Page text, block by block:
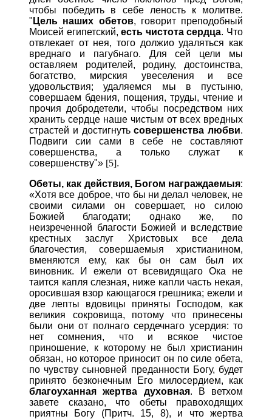
чтобы победить в себе леность к молитве.
" Цель наших обетов, говорит преподобный
Моисей египетский,есть чистота сердца. Что
отвлекает от нея, того должио удаляться как
вреднаго и пагубнаго. Для сей цели мы
оставляем родителей, родину, достоинства,
богатство, мирския увеселения и все
удовольствия; удаляемся мы в пустыню,
совершаем бдения, пощения, труды, чтение и
прочия добродетели, чтобы посредством них
хранить сердце наше чистым от всех вредных
страстей и достигнутьсовершенства любви.
Подвиги сии сами в себе не составляют
совершенства, а только служат к
совершенству"» [5].
Обеты, как действия, Богом награждаемыя:
«Хотя все доброе, что бы ни делал человек, не
своими силами он совершает, но силою
Божией благодати; однако же, по
неизреченной благости Божией и вследствие
крестных заслуг Христовых все дела
благочестия, совершаемыя христианином,
вменяются ему, как бы он сам был их
виновник. И ежели от всевидящаго Ока не
таится капля слезная, ниже капли часть некая,
оросившая взор кающагося грешника; ежели и
две лепты вдовицы приняты Господом, как
великия сокровища, потому что принесены
были они от полнаго сердечнаго усердия: то
нет сомнения, что и всякое чистое
приношение, к которому не был христианин
обязан, но которое приносит он по силе обета,
по чувству сыновней преданности Богу, будет
принято безконечным Его милосердием, как
благоуханная жертва духовная. В ветхом
завете сказано, что обеты правоходящих
приятны Богу (Притч. 15, 8), и что жертва